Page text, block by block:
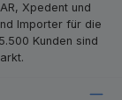
Xpedent und
Importer für die
Kunden sind